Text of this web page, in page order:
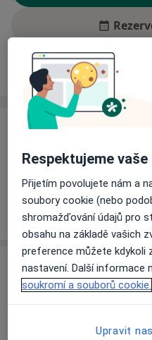
Ceník Adresy
Ceník
Informace o službách
Tento specialista ještě
svých
Adresa
Máchova 400,
Respektujeme
Přijetím povolujete nám a
soubory cookie (nebo
shromažďování údajů pro
obsahu na základě vašich
preference můžete kdykoli
nastavení. Další informace
soukromí a souborů cookie.
Upravit